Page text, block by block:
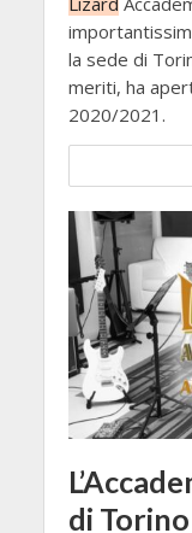
la sede di
meriti, ha
2020/2021.
di